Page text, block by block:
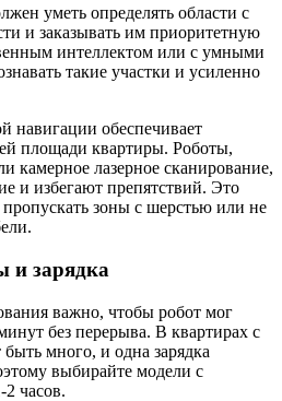
уметь определять области с
и заказывать им приоритетную
интеллектом или с умными
такие участки и усиленно
навигации обеспечивает
площади квартиры. Роботы,
камерное лазерное сканирование,
и избегают препятствий. Это
зоны с шерстью или не
и зарядка
важно, чтобы робот мог
без перерыва. В квартирах с
много, и одна зарядка
выбирайте модели с
часов.